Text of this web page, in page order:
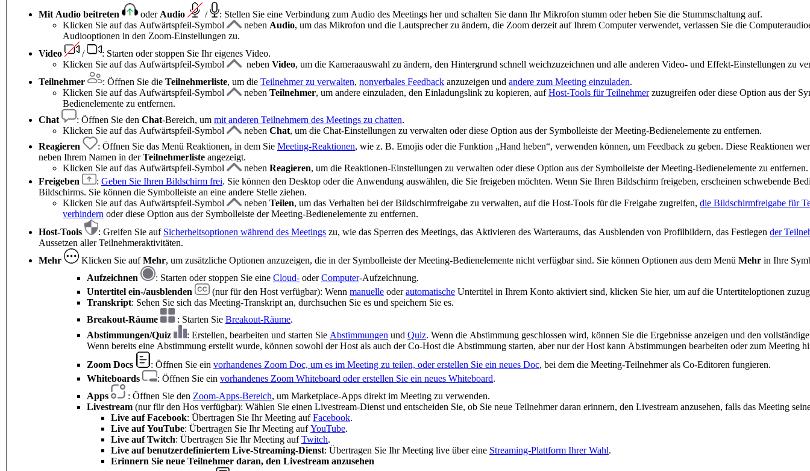
Mit Audio beitreten oderAudio /
: Stellen Sie eine Verbindung zum Audio des Meetings her und schalten Sie dann Ihr Mikrofon stumm oder heben Sie die Stummschaltung auf.
Klicken Sie auf das Aufwärtspfeil-Symbol
neben Audio, um das Mikrofon und die Lautsprecher zu ändern, die Zoom derzeit auf Ihrem Computer verwendet, verlassen Sie die
Audiooptionen in den Zoom-Einstellungen zu.
Video
/
: Starten oder stoppen Sie Ihr eigenes Video.
Klicken Sie auf das Aufwärtspfeil-Symbol
neben Video, um die Kameraauswahl zu ändern, den Hintergrund schnell weichzuzeichnen und alle anderen Video- und Effekt-Einstellungen zu
Teilnehmer
: Öffnen Sie die Teilnehmerliste, um die Teilnehmer zu verwalten, nonverbales Feedback anzuzeigen und andere zum Meeting einzuladen.
Klicken Sie auf das Aufwärtspfeil-Symbol
neben Teilnehmer, um andere einzuladen, den Einladungslink zu kopieren, aufHost-Tools für Teilnehmerzuzugreifen oder diese Option aus der
Bedienelemente zu entfernen.
Chat
: Öffnen Sie den Chat-Bereich, um mit anderen Teilnehmern des Meetings zu chatten.
Klicken Sie auf das Aufwärtspfeil-Symbol
neben Chat, um die Chat-Einstellungen zu verwalten oder diese Option aus der Symbolleiste der Meeting-Bedienelemente zu entfernen.
Reagieren
: Öffnen Sie das Menü Reaktionen, in dem Sie Meeting-Reaktionen, wie z. B. Emojis oder die Funktion „Hand heben“, verwenden können, um Feedback zu geben. Diese Reaktionen
neben Ihrem Namen in derTeilnehmerliste angezeigt.
Klicken Sie auf das Aufwärtspfeil-Symbol
neben Reagieren, um die Reaktionen-Einstellungen zu verwalten oder diese Option aus der Symbolleiste der Meeting-Bedienelemente zu entfernen.
Freigeben
: Geben Sie Ihren Bildschirm frei. Sie können den Desktop oder die Anwendung auswählen, die Sie freigeben möchten. Wenn Sie Ihren Bildschirm freigeben, erscheinen schwebende
Bildschirms. Sie können die Symbolleiste an eine andere Stelle ziehen.
Klicken Sie auf das Aufwärtspfeil-Symbol
neben Teilen, um das Verhalten bei der Bildschirmfreigabe zu verwalten, auf die Host-Tools für die Freigabe zugreifen, die Bildschirmfreigabe für
verhindern oder diese Option aus der Symbolleiste der Meeting-Bedienelemente zu entfernen.
Host-Tools
: Greifen Sie auf Sicherheitsoptionen während des Meetings zu, wie das Sperren des Meetings, das Aktivieren des Warteraums, das Ausblenden von Profilbildern, das Festlegen der
Aussetzen aller Teilnehmeraktivitäten.
Mehr
Klicken Sie aufMehr, um zusätzliche Optionen anzuzeigen, die in der Symbolleiste der Meeting-Bedienelemente nicht verfügbar sind. Sie können Optionen aus dem Menü Mehr in Ihre
Aufzeichnen
: Starten oder stoppen Sie eine Cloud- oderComputer-Aufzeichnung.
Untertitel ein-/ausblenden (nur für den Host verfügbar): Wenn manuelle oderautomatische Untertitel in Ihrem Konto aktiviert sind, klicken Sie hier, um auf die Untertiteloptionen
Transkript: Sehen Sie sich das Meeting-Transkript an, durchsuchen Sie es und speichern Sie es.
Breakout-Räume
: Starten Sie Breakout-Räume.
Abstimmungen/Quiz
: Erstellen, bearbeiten und starten Sie Abstimmungen und Quiz. Wenn die Abstimmung geschlossen wird, können Sie die Ergebnisse anzeigen und den
Wenn bereits eine Abstimmung erstellt wurde, können sowohl der Host als auch der Co-Host die Abstimmung starten, aber nur der Host kann Abstimmungen bearbeiten oder zum Meeting
Zoom Docs
: Öffnen Sie ein vorhandenes Zoom Doc, um es im Meeting zu teilen, oder erstellen Sie ein neues Doc, bei dem die Meeting-Teilnehmer als Co-Editoren fungieren.
Whiteboards
: Öffnen Sie ein vorhandenes Zoom Whiteboard oder erstellen Sie ein neues Whiteboard.
Apps
: Öffnen Sie den Zoom-Apps-Bereich, um Marketplace-Apps direkt im Meeting zu verwenden.
Livestream (nur für den Hos verfügbar): Wählen Sie einen Livestream-Dienst und entscheiden Sie, ob Sie neue Teilnehmer daran erinnern, den Livestream anzusehen, falls das Meeting
Live auf Facebook: Übertragen Sie Ihr Meeting aufFacebook.
Live auf YouTube: Übertragen Sie Ihr Meeting aufYouTube.
Live auf Twitch: Übertragen Sie Ihr Meeting aufTwitch.
Live auf benutzerdefiniertem Live-Streaming-Dienst: Übertragen Sie Ihr Meeting live über eine Streaming-Plattform Ihrer Wahl.
Erinnern Sie neue Teilnehmer daran, den Livestream anzusehen